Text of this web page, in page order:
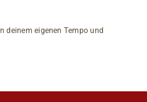
deinem eigenen Tempo und